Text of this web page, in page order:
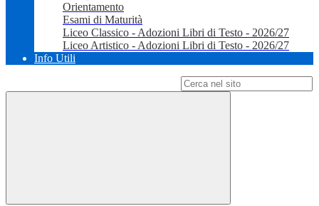
Orientamento
Esami di Maturità
Liceo Classico - Adozioni Libri di Testo - 2026/27
Liceo Artistico - Adozioni Libri di Testo - 2026/27
Info Utili